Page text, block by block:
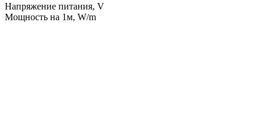
Напряжение питания, V
Мощность на 1м, W/m